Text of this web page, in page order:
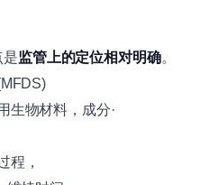
是监管上的定位相对明确。
生物材料，成分·
程，